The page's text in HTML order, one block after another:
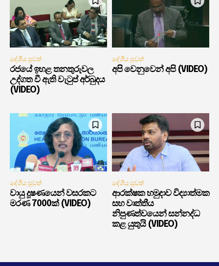
දේශීය පුවත්
රජයේ ඉහළ තනතුරුවල
උද්ගත වී ඇති වැටුප් අර්බුදය
(VIDEO)
දේශීය පුවත්
අපි වෙනුවෙන් අපි (VIDEO)
දේශීය පුවත්
වායු දූෂණයෙන් වසරකට
මරණ 7000ක් (VIDEO)
දේශීය පුවත්
ආරක්ෂක හමුදාව විද්‍යාත්මක
සහ වෘත්තීය
නිපුණත්වයෙන් සන්නද්ධ
කළ යුතුයි (VIDEO)